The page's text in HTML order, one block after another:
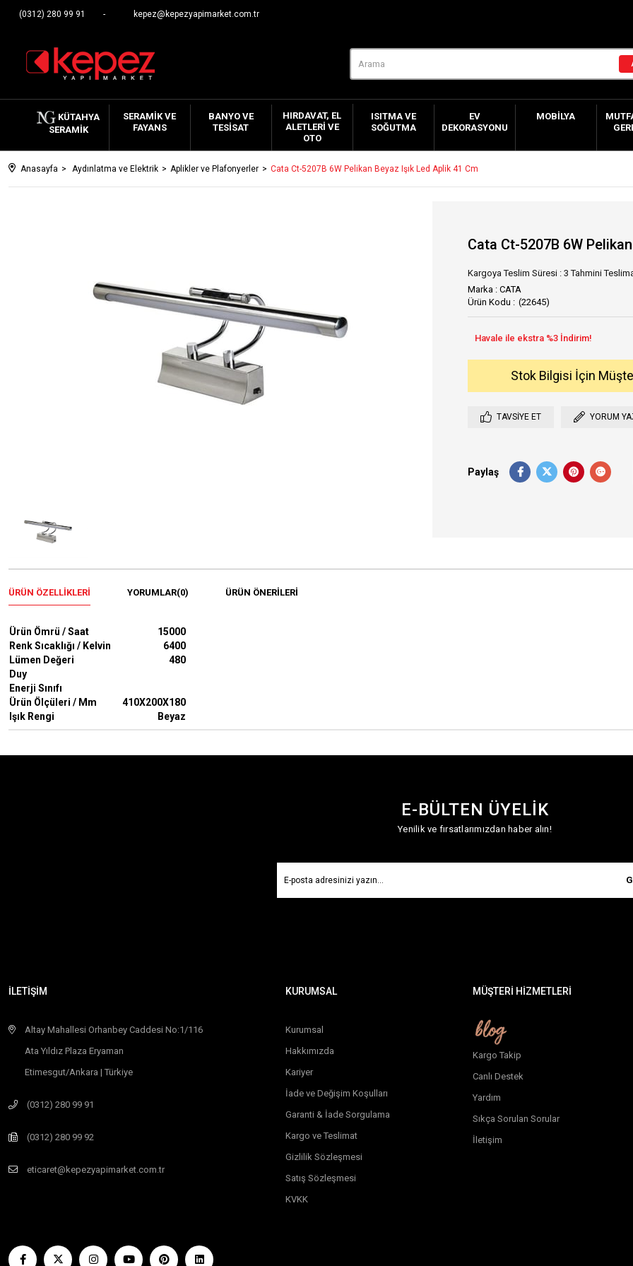
(0312) 280 99 91 kepez@kepezyapimarket.com.tr
KÜTAHYA
SERAMIK
SERAMIK VE
FAYANS
BANYO VE
TESISAT
HIRDAVAT, EL
ALETLERI VE
OTO
ISITMA VE
SOĞUTMA
EV
DEKORASYONU
MOBILYA
Anasayfa Aydınlatma ve Elektrik Aplikler ve Plafonyerler Cata Ct-5207B 6W Pelikan Beyaz Işık Led Aplik 41 Cm
Cata Ct-5207B 6W
Kargoya Teslim Süresi : 3 Tahmini
Marka : CATA
(22645)
Stok Bilgisi İçin
TAVSIYE ET YORUM
Paylaş
ÜRÜN ÖZELLIKLERI YORUMLAR(0) ÜRÜN ÖNERILERI
Ürün Ömrü / Saat
15000
Renk Sıcaklığı / Kelvin
6400
Lümen Değeri
480
Duy
Enerji Sınıfı
Ürün Ölçüleri / Mm
410X200X180
Işık Rengi
Beyaz
E-BÜLTEN ÜYELİK
Yenilik ve fırsatlarımızdan haber alın!
İLETİŞİM
Altay Mahallesi Orhanbey Caddesi No:1/116
Ata Yıldız Plaza Eryaman
Etimesgut/Ankara | Türkiye
(0312) 280 99 91
(0312) 280 99 92
eticaret@kepezyapimarket.com.tr
KURUMSAL
Kurumsal
Hakkımızda
Kariyer
İade ve Değişim Koşulları
Garanti & İade Sorgulama
Kargo ve Teslimat
Gizlilik Sözleşmesi
Satış Sözleşmesi
KVKK
MÜŞTERİ HİZMETLERİ
Kargo Takip
Canlı Destek
Yardım
Sıkça Sorulan Sorular
İletişim